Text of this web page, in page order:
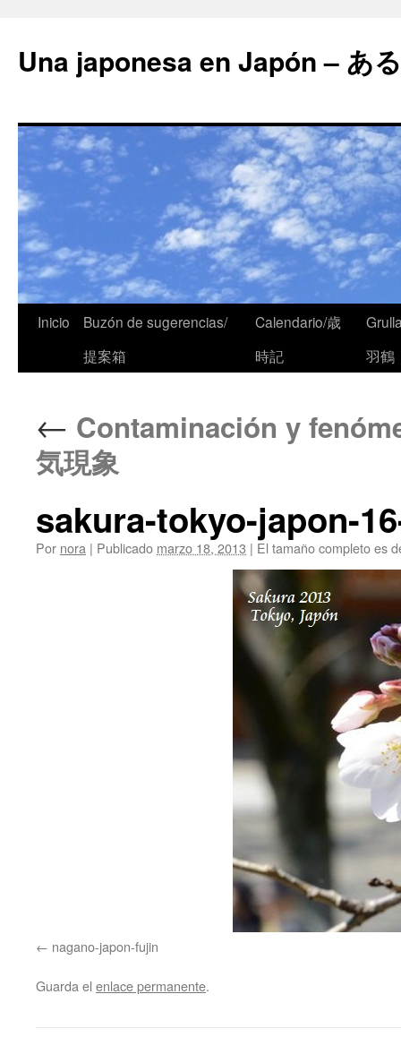
Una japonesa en Japón – あ
Inicio
Buzón de sugerencias/
提案箱
Calendario/歳
時記
羽鶴
← Contaminación y
気現象
sakura-tokyo-japon-
Por nora | Publicado marzo 18, 2013 | El tamaño completo es
nagano-japon-fujin
Guarda el enlace permanente.